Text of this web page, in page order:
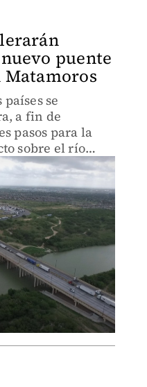
puente
se
a fin de
pasos para la
sobre el río